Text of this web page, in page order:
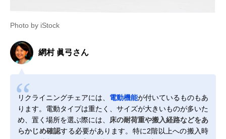
Photo by iStock
網村 眞弓さん
リクライニングチェアには、 電動機能が付いているものもあ
ります。電動タイプは重たく、サイズが大きいものが多いた
め、置く場所を選ぶ際には、 床の耐荷重や搬入経路などをあ
らかじめ確認する必要があります。特に2階以上への搬入時